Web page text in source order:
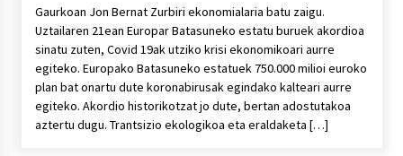
Gaurkoan Jon Bernat Zurbiri ekonomialaria batu zaigu.
Uztailaren 21ean Europar Batasuneko estatu buruek akordioa
sinatu zuten, Covid 19ak utziko krisi ekonomikoari aurre
egiteko. Europako Batasuneko estatuek 750.000 milioi euroko
plan bat onartu dute koronabirusak egindako kalteari aurre
egiteko. Akordio historikotzat jo dute, bertan adostutakoa
aztertu dugu. Trantsizio ekologikoa eta eraldaketa […]